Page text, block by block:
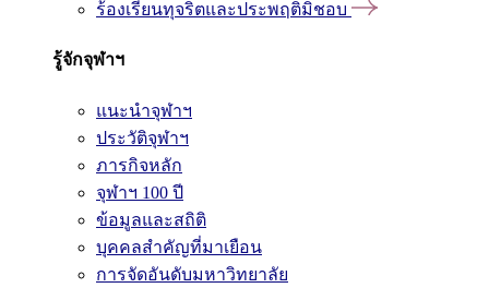
ร้องเรียนทุจริตและประพฤติมิชอบ
รู้จักจุฬาฯ
แนะนำจุฬาฯ
ประวัติจุฬาฯ
ภารกิจหลัก
จุฬาฯ 100 ปี
ข้อมูลและสถิติ
บุคคลสำคัญที่มาเยือน
การจัดอันดับมหาวิทยาลัย